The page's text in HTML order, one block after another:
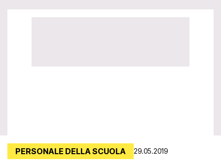
PERSONALE DELLA SCUOLA 29.05.2019